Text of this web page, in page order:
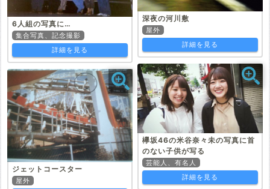
6人組の写真に…
集合写真、記念撮影
詳細を見る
ジェットコースター
屋外
深夜の河川敷
屋外
詳細を見る
欅坂46の米谷奈々未の写真に首
のない子供が写る
芸能人、有名人
詳細を見る